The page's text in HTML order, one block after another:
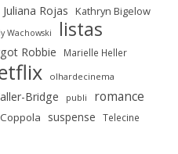
Juliana Rojas Kathryn Bigelow
Wachowski listas
Robbie Marielle Heller
olhardecinema
Bridge publi romance
suspense Telecine